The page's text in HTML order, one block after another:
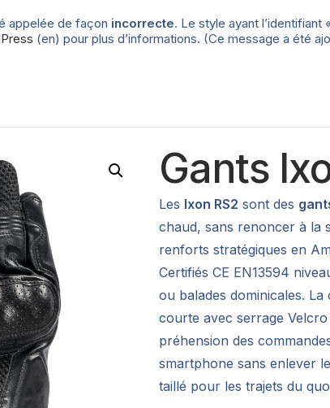
appelée de façon incorrecte. Le style ayant
(en) pour plus d’informations. (Ce message a été
Gants
Les Ixon RS2 sont des
chaud, sans renoncer à la
renforts stratégiques en
Certifiés CE EN13594
ou balades dominicales.
courte avec serrage
préhension des
smartphone sans enlever
taillé pour les trajets du